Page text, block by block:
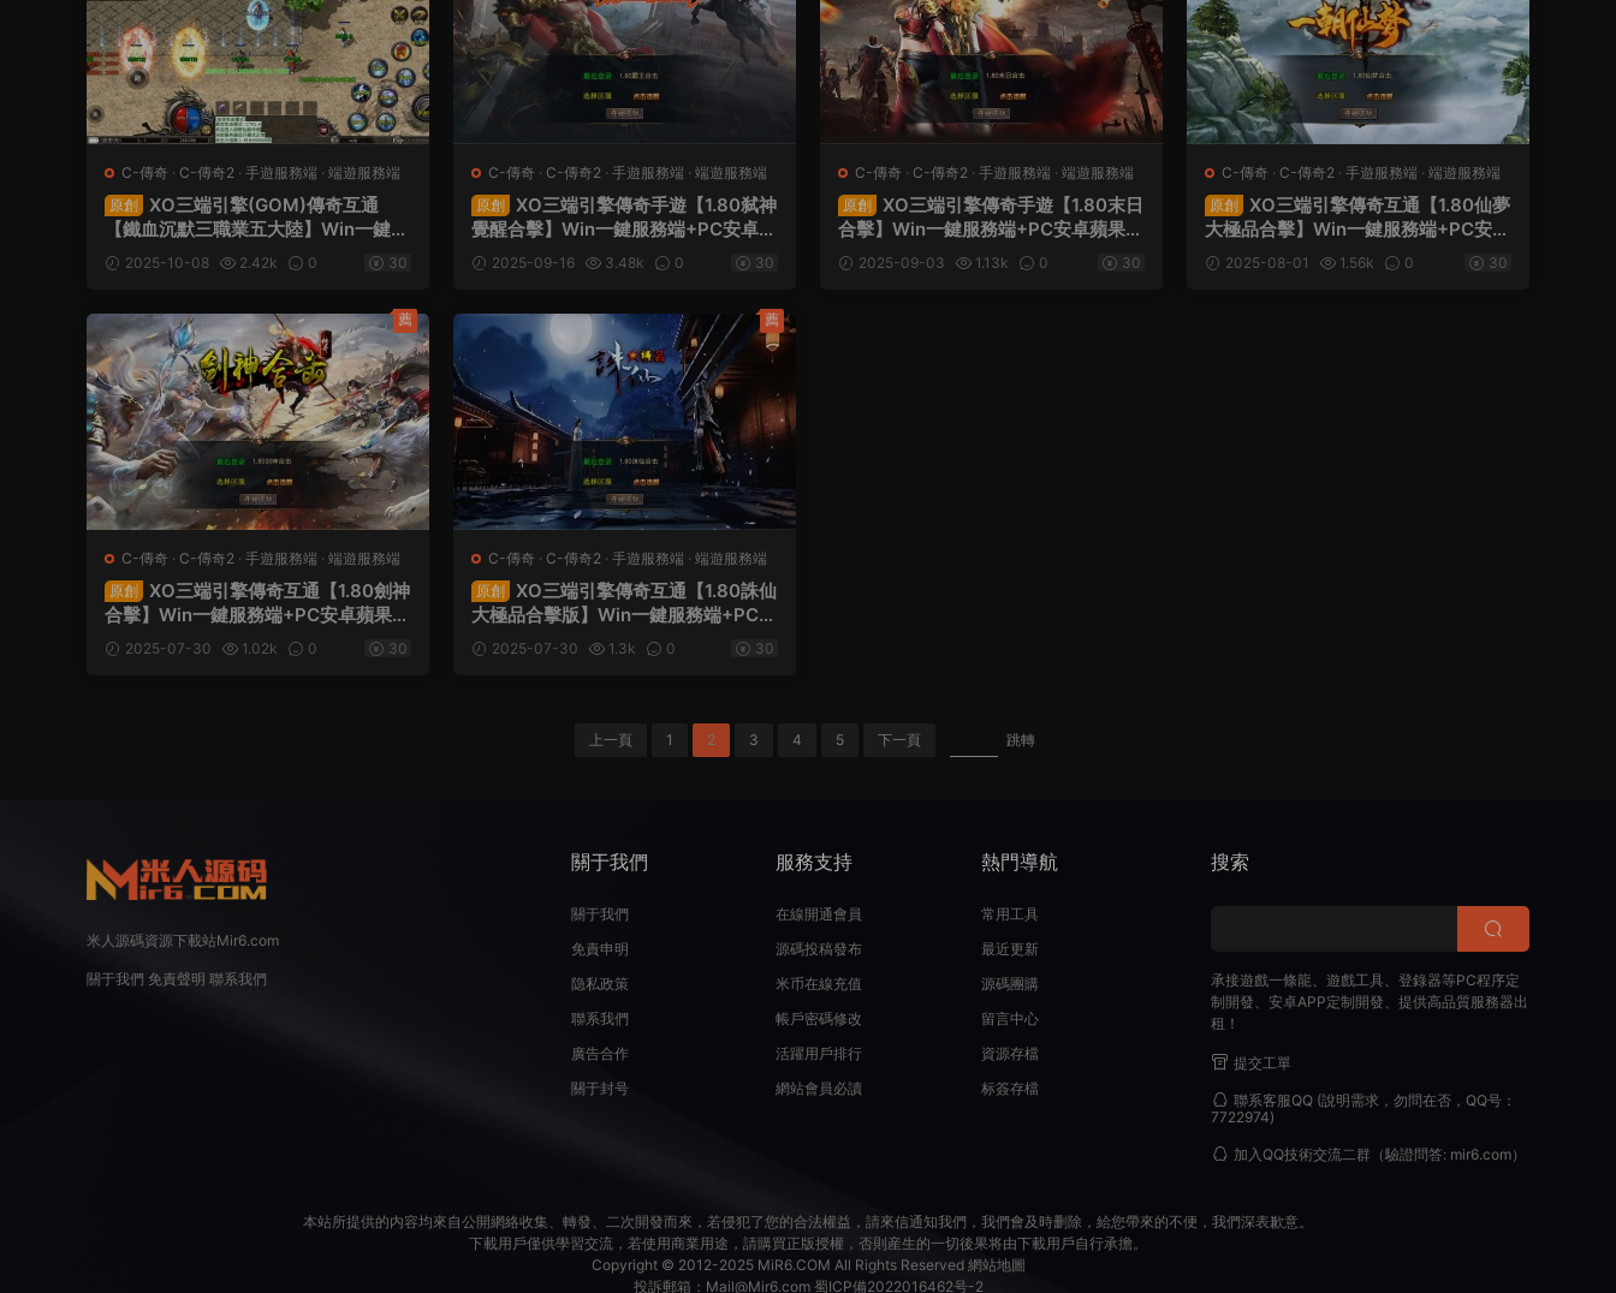
C-傳奇 · C-傳奇2 · 手遊服務端 · 端遊服務端
原創
XO三端引擎(GOM)傳奇互通
【鐵血沉默三職業五大陸】Win一鍵服
務端+安卓蘋果雙端+視頻架設教程
2025-10-08 2.42k 0 30
C-傳奇 · C-傳奇2 · 手遊服務端 · 端遊服務端
原創
XO三端引擎傳奇手遊【1.80弑神
覺醒合擊】Win一鍵服務端+PC安卓蘋
果三端+加密工具+視頻架設教程
2025-09-16 3.48k 0 30
C-傳奇 · C-傳奇2 · 手遊服務端 · 端遊服務端
原創
XO三端引擎傳奇手遊【1.80末日
合擊】Win一鍵服務端+PC安卓蘋果三
端+加密工具+視頻架設教程
2025-09-03 1.13k 0 30
C-傳奇 · C-傳奇2 · 手遊服務端 · 端遊服務端
原創
XO三端引擎傳奇互通【1.80仙夢
大極品合擊】Win一鍵服務端+PC安卓
蘋果三端+加密工具+視頻架設教程
2025-08-01 1.56k 0 30
C-傳奇 · C-傳奇2 · 手遊服務端 · 端遊服務端
原創
XO三端引擎傳奇互通【1.80劍神
合擊】Win一鍵服務端+PC安卓蘋果三
端+加密工具+視頻架設教程
2025-07-30 1.02k 0 30
薦
C-傳奇 · C-傳奇2 · 手遊服務端 · 端遊服務端
原創
XO三端引擎傳奇互通【1.80誅仙
大極品合擊版】Win一鍵服務端+PC安
卓蘋果三端+加密工具+視頻架設教程
2025-07-30 1.3k 0 30
薦
上一頁 1 2 3 4 5 下一頁 跳轉
米人源碼資源下載站Mir6.com
關于我們 免責聲明 聯系我們
關于我們
關于我們
免責申明
隐私政策
聯系我們
廣告合作
關于封号
服務支持
在線開通會員
源碼投稿發布
米币在線充值
帳戶密碼修改
活躍用戶排行
網站會員必讀
熱門導航
常用工具
最近更新
源碼團購
留言中心
資源存檔
标簽存檔
搜索
承接遊戲一條龍、遊戲工具、登錄器等PC程序定
制開發、安卓APP定制開發、提供高品質服務器出
租！
提交工單
聯系客服QQ(說明需求，勿問在否，QQ号：
7722974)
加入QQ技術交流二群（驗證問答: mir6.com）
本站所提供的内容均來自公開網絡收集、轉發、二次開發而來，若侵犯了您的合法權益，請來信通知我們，我們會及時删除，給您帶來的不便，我們深表歉意。
下載用戶僅供學習交流，若使用商業用途，請購買正版授權，否則産生的一切後果将由下載用戶自行承擔。
Copyright © 2012-2025 MiR6.COM All Rights Reserved 網站地圖
投訴郵箱： Mail@Mir6.com 蜀ICP備2022016462号-2